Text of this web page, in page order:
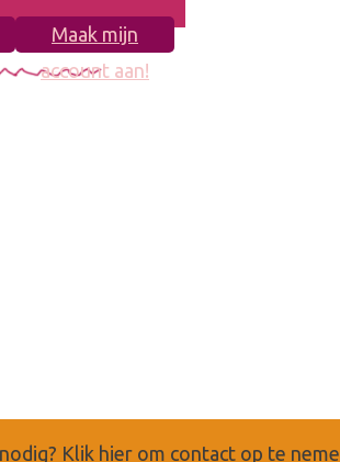
Maak mijn
account aan!
Klik hier om contact op te